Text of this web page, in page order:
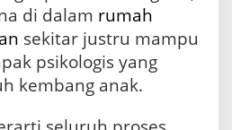
di dalam rumah
sekitar justru mampu
psikologis yang
kembang anak.